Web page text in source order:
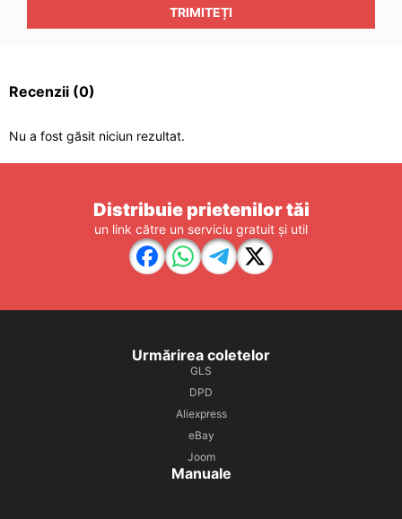
TRIMITEȚI
Recenzii (0)
Nu a fost găsit niciun rezultat.
Distribuie prietenilor tăi
un link către un serviciu gratuit și util
Urmărirea coletelor
GLS
DPD
Aliexpress
eBay
Joom
Manuale